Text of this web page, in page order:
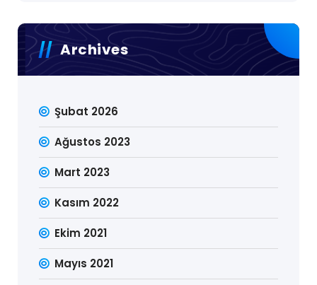
Archives
Şubat 2026
Ağustos 2023
Mart 2023
Kasım 2022
Ekim 2021
Mayıs 2021